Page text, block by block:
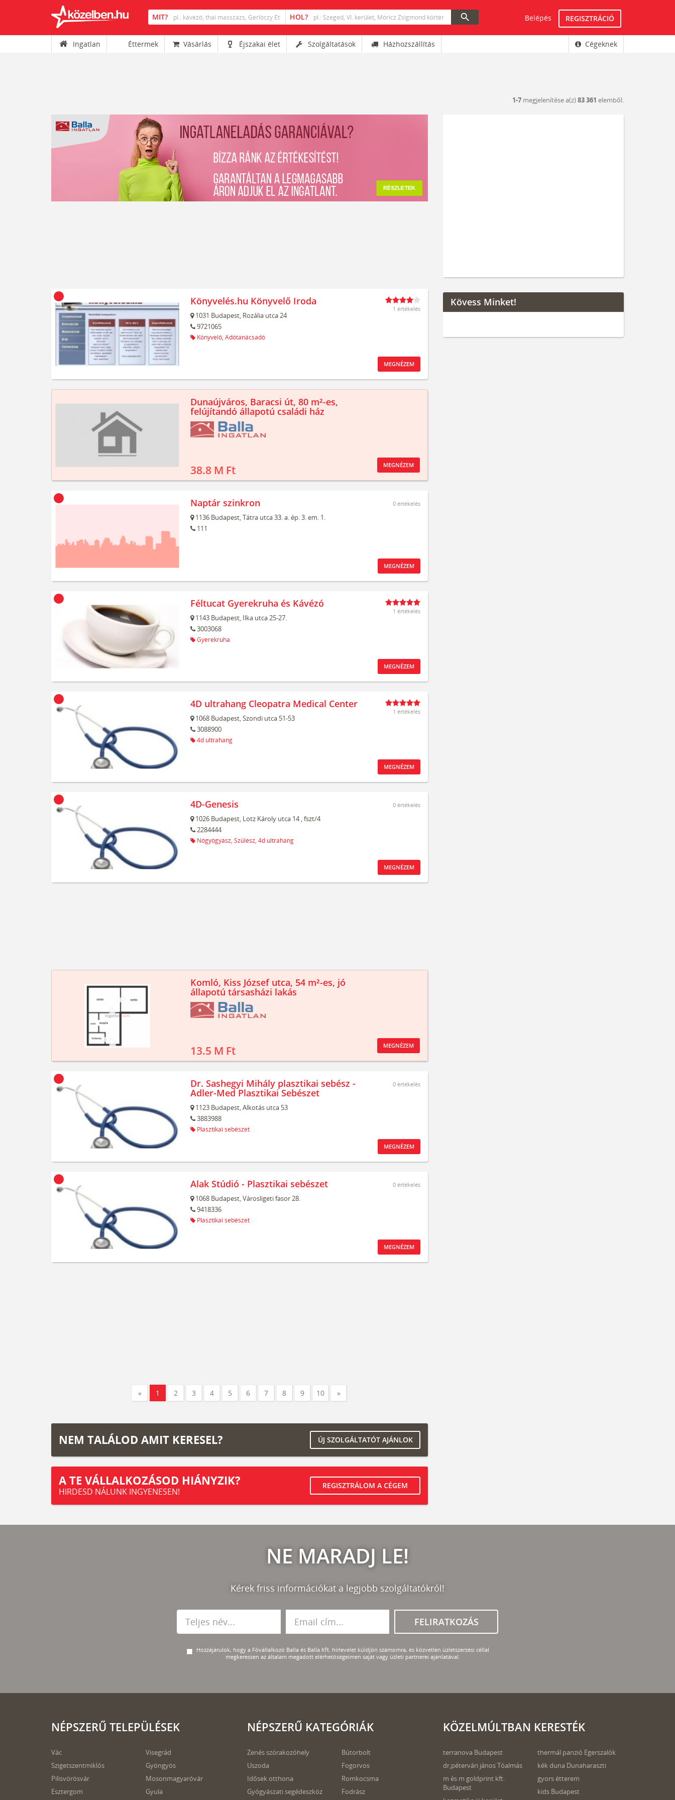
search Belépés REGISZTRÁCIÓ
Ingatlan Éttermek Vásárlás Éjszakai élet Szolgáltatások Házhozszállítás Cégeknek
1-7 megjelenítése a(z)83 361 elemből.
Könyvelés.hu Könyvelő Iroda
1031 Budapest, Rozália utca 24
9721065
Könyvelő, Adótanácsadó
1 értékelés
MEGNÉZEM
Dunaújváros, Baracsi út, 80 m²-es,
felújítandó állapotú családi ház
38.8 M Ft MEGNÉZEM
Naptár szinkron
1136 Budapest,Tátra utca 33. a. ép. 3. em. 1.
111
0 értékelés
MEGNÉZEM
Féltucat Gyerekruha és Kávézó
1143 Budapest, Ilka utca 25-27.
3003068
Gyerekruha
1 értékelés
MEGNÉZEM
4D ultrahang Cleopatra Medical Center
1068 Budapest,Szondi utca 51-53
3088900
4d ultrahang
1 értékelés
MEGNÉZEM
4D-Genesis
1026 Budapest, Lotz Károly utca 14, fszt/4
2284444
Nőgyógyász, Szülész, 4d ultrahang
0 értékelés
MEGNÉZEM
Komló, Kiss József utca, 54 m²-es, jó
állapotú társasházi lakás
13.5 M Ft MEGNÉZEM
Dr. Sashegyi Mihály plasztikai sebész -
Adler-Med Plasztikai Sebészet
1123 Budapest,Alkotás utca 53
3883988
Plasztikai sebészet
0 értékelés
MEGNÉZEM
Alak Stúdió - Plasztikai sebészet
1068 Budapest,Városligeti fasor 28.
9418336
Plasztikai sebészet
0 értékelés
MEGNÉZEM
« 1 2 3 4 5 6 7 8 9 10 »
NEM TALÁLOD AMIT KERESEL? ÚJ SZOLGÁLTATÓT AJÁNLOK
A TE VÁLLALKOZÁSOD HIÁNYZIK?
HIRDESD NÁLUNK INGYENESEN!
REGISZTRÁLOM A CÉGEM
Kövess Minket!
NE MARADJ LE!
Kérek friss információkat a legjobb szolgáltatókról!
FELIRATKOZÁS
Hozzájárulok, hogy a Fővállalkozó Balla és Balla Kft. hírlevelet küldjön számomra, és közvetlen üzletszerzési céllal
megkeressen az általam megadott elérhetőségeimen saját vagy üzleti partnerei ajánlatával.
NÉPSZERŰ TELEPÜLÉSEK
Vác
Szigetszentmiklós
Pilisvörösvár
Esztergom
Visegrád
Gyöngyös
Mosonmagyaróvár
Gyula
NÉPSZERŰ KATEGÓRIÁK
Zenés szórakozóhely
Uszoda
Idősek otthona
Gyógyászati segédeszköz
Bútorbolt
Fogorvos
Romkocsma
Fodrász
KÖZELMÚLTBAN KERESTÉK
terranova Budapest
dr,pétervári jános Tóalmás
m és m goldprint kft.
Budapest
thermál panzió Egerszalók
kék duna Dunaharaszti
gyors étterem
kids Budapest